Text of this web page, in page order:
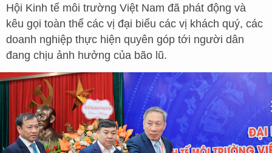
Hội Kinh tế môi trường Việt Nam đã phát động và
kêu gọi toàn thể các vị đại biểu các vị khách quý, các
doanh nghiệp thực hiện quyên góp tới người dân
đang chịu ảnh hưởng của bão lũ.